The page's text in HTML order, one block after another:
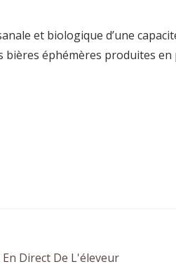
et biologique d’une
bières éphémères produites
Direct De L'éleveur